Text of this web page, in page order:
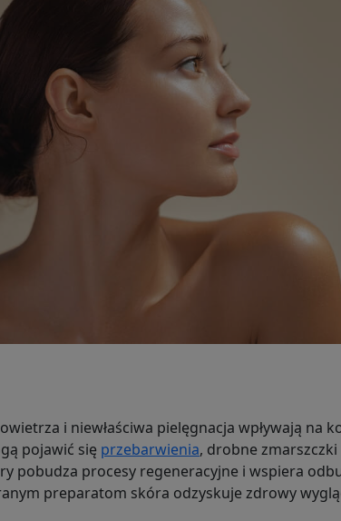
i niewłaściwa pielęgnacja wpływają na
pojawić się przebarwienia, drobne
pobudza procesy regeneracyjne i wspiera
preparatom skóra odzyskuje zdrowy